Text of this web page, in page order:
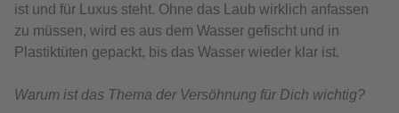
ist und für Luxus steht. Ohne das Laub wirklich anfassen
zu müssen, wird es aus dem Wasser gefischt und in
Plastiktüten gepackt, bis das Wasser wieder klar ist.
Warum ist das Thema der Versöhnung für Dich wichtig?